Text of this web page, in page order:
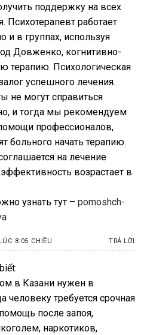
поддержку на всех
Психотерапевт работает
и в группах, используя
Довженко, когнитивно-
терапию. Психологическая
успешного лечения.
не могут справиться
и тогда мы рекомендуем
профессионалов,
больного начать терапию.
на лечение
возрастает в
узнать тут – pomoshch-
8:05 CHIỀU TRẢ LỜI
в Казани нужен в
человеку требуется срочная
после запоя,
наркотиков,